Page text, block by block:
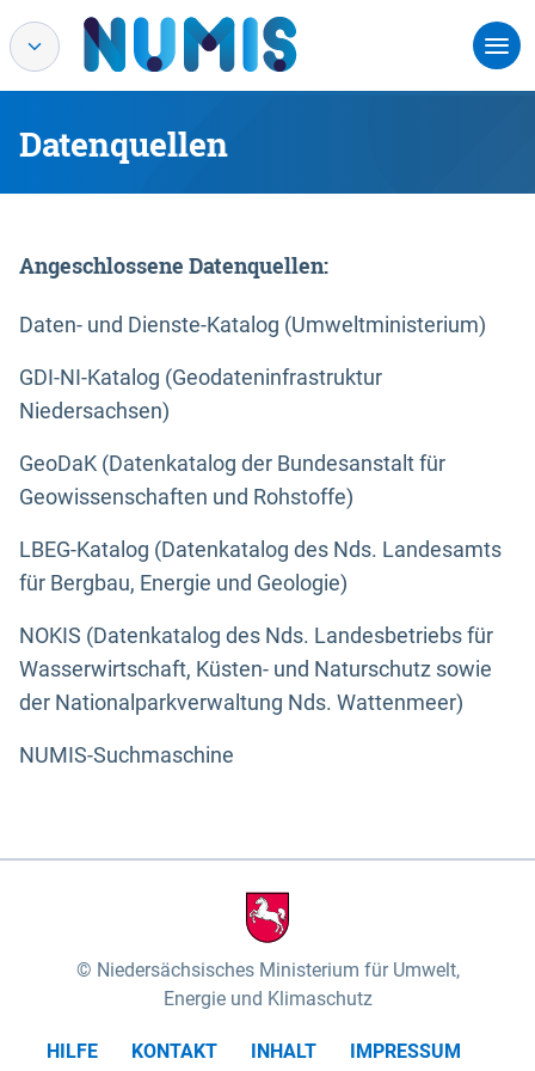
Datenquellen
Angeschlossene Datenquellen:
Daten- und Dienste-Katalog (Umweltministerium)
GDI-NI-Katalog (Geodateninfrastruktur
Niedersachsen)
GeoDaK (Datenkatalog der Bundesanstalt für
Geowissenschaften und Rohstoffe)
LBEG-Katalog (Datenkatalog des Nds. Landesamts
für Bergbau, Energie und Geologie)
NOKIS (Datenkatalog des Nds. Landesbetriebs für
Wasserwirtschaft, Küsten- und Naturschutz sowie
der Nationalparkverwaltung Nds. Wattenmeer)
NUMIS-Suchmaschine
Niedersächsisches Ministerium für Umwelt,
Energie und Klimaschutz
HILFE KONTAKT INHALT
IMPRESSUM